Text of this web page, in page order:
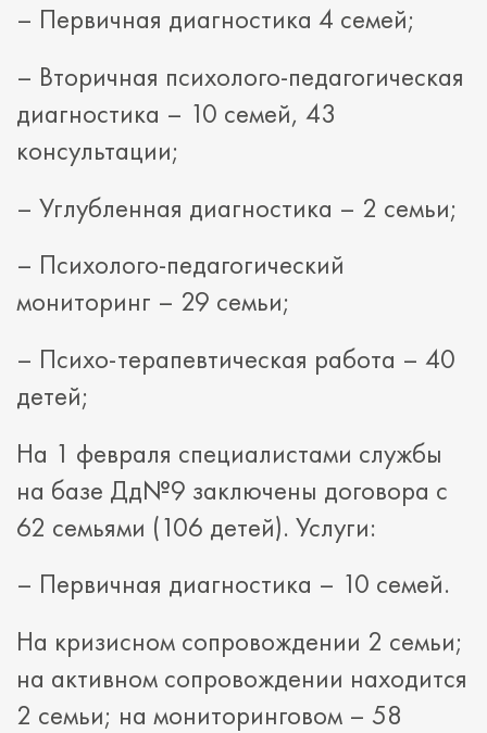
– Первичная диагностика 4 семей;
– Вторичная психолого-педагогическая
диагностика – 10 семей, 43
консультации;
– Углубленная диагностика – 2 семьи;
– Психолого-педагогический
мониторинг – 29 семьи;
– Психо-терапевтическая работа – 40
детей;
На 1 февраля специалистами службы
на базе Дд№9 заключены договора с
62 семьями (106 детей). Услуги:
– Первичная диагностика – 10 семей.
На кризисном сопровождении 2 семьи;
на активном сопровождении находится
2 семьи; на мониторинговом – 58